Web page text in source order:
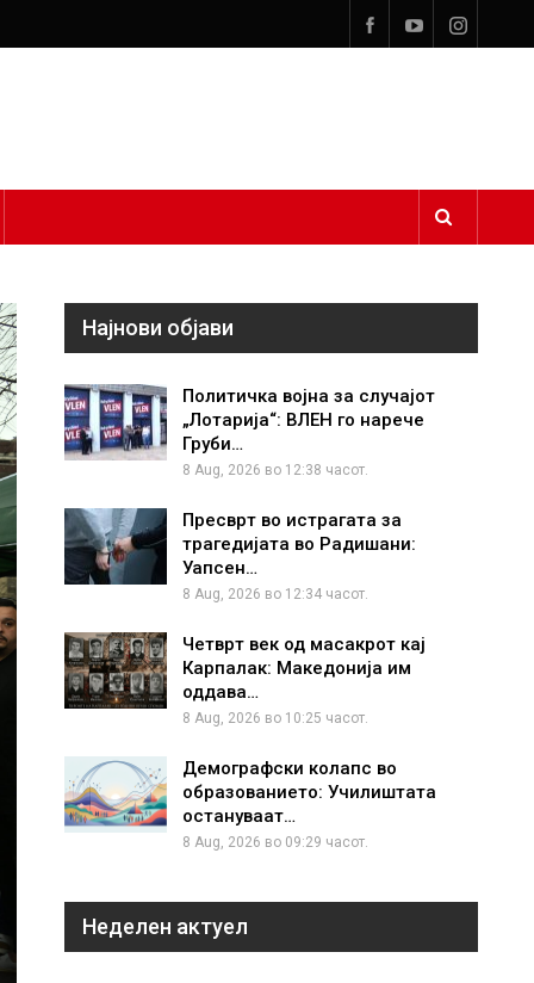
Најнови објави
Политичка војна за случајот
„Лотарија“: ВЛЕН го нарече
Груби…
8 Aug, 2026 во 12:38 часот.
Пресврт во истрагата за
трагедијата во Радишани:
Уапсен…
8 Aug, 2026 во 12:34 часот.
Четврт век од масакрот кај
Карпалак: Македонија им
оддава…
8 Aug, 2026 во 10:25 часот.
Демографски колапс во
образованието: Училиштата
остануваат…
8 Aug, 2026 во 09:29 часот.
Неделен актуел